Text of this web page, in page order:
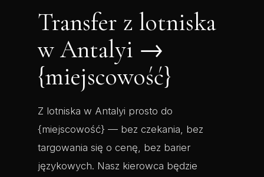
Transfer z lotniska
w Antalyi →
{miejscowość}
Z lotniska w Antalyi prosto do
{miejscowość} — bez czekania, bez
targowania się o cenę, bez barier
językowych. Nasz kierowca będzie